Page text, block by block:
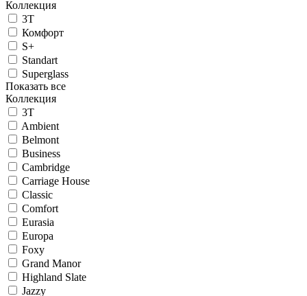
Коллекция
3T
Комфорт
S+
Standart
Superglass
Показать все
Коллекция
3T
Ambient
Belmont
Business
Cambridge
Carriage House
Classic
Comfort
Eurasia
Europa
Foxy
Grand Manor
Highland Slate
Jazzy